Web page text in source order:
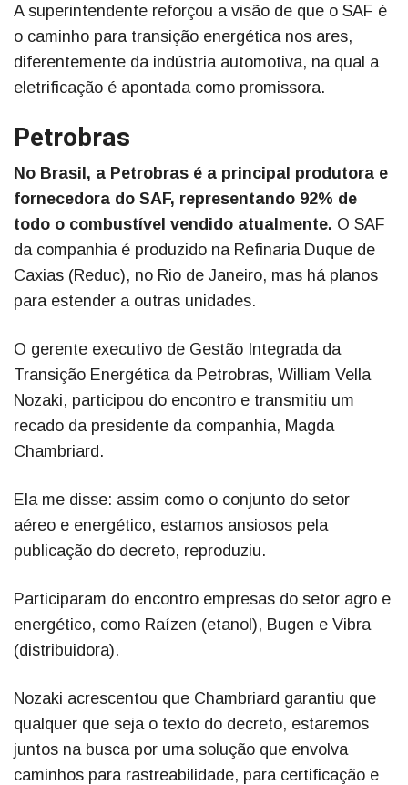
A superintendente reforçou a visão de que o SAF é
o caminho para transição energética nos ares,
diferentemente da indústria automotiva, na qual a
eletrificação é apontada como promissora.
Petrobras
No Brasil, a Petrobras é a principal produtora e
fornecedora do SAF, representando 92% de
todo o combustível vendido atualmente. O SAF
da companhia é produzido na Refinaria Duque de
Caxias (Reduc), no Rio de Janeiro, mas há planos
para estender a outras unidades.
O gerente executivo de Gestão Integrada da
Transição Energética da Petrobras, William Vella
Nozaki, participou do encontro e transmitiu um
recado da presidente da companhia, Magda
Chambriard.
Ela me disse: assim como o conjunto do setor
aéreo e energético, estamos ansiosos pela
publicação do decreto, reproduziu.
Participaram do encontro empresas do setor agro e
energético, como Raízen (etanol), Bugen e Vibra
(distribuidora).
Nozaki acrescentou que Chambriard garantiu que
qualquer que seja o texto do decreto, estaremos
juntos na busca por uma solução que envolva
caminhos para rastreabilidade, para certificação e